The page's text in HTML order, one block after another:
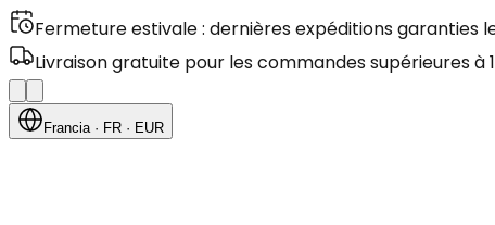
Fermeture estivale : dernières expéditions garanties
Livraison gratuite pour les commandes supérieures à
Francia· FR · EUR